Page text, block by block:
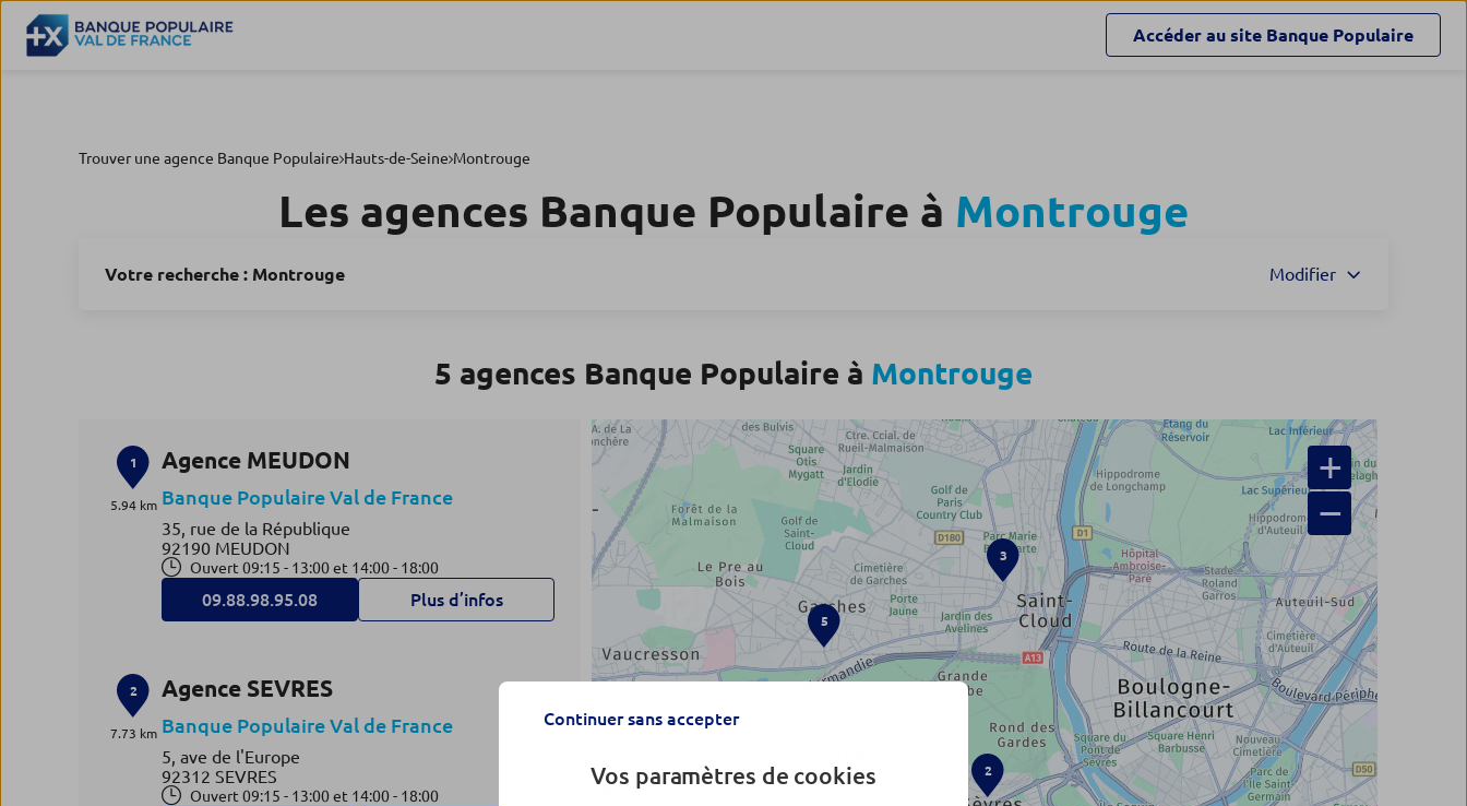
Accéder au site Banque Populaire
Trouver une agence Banque Populaire Hauts-de-Seine Montrouge
Les agences Banque Populaire à Montrouge
Votre recherche : Montrouge Modifier
5 agences Banque Populaire à Montrouge
1
5.94 km
Agence MEUDON
Banque Populaire Val de France
35, rue de la République
92190 MEUDON
Ouvert 09:15 - 13:00 et 14:00 - 18:00
09.88.98.95.08 Plus d’infos
2
7.73 km
Agence SEVRES
Banque Populaire Val de France
5, ave de l'Europe
92312 SEVRES
Ouvert 09:15 - 13:00 et 14:00 - 18:00
5
3
2
+
−
Continuer sans accepter
Vos paramètres de cookies